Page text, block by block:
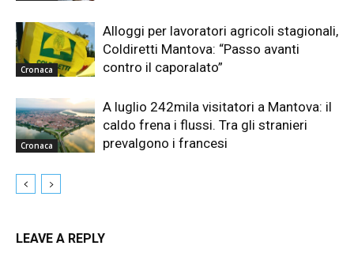
Cronaca
Alloggi per lavoratori agricoli stagionali,
Coldiretti Mantova: “Passo avanti
contro il caporalato”
Cronaca
A luglio 242mila visitatori a Mantova: il
caldo frena i flussi. Tra gli stranieri
prevalgono i francesi
LEAVE A REPLY